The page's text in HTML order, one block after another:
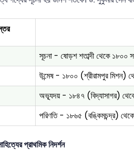
সূচনা - ষোড়শ শতাব্দী থেকে ১৮০০
উন্মেষ - ১৮০০ (শ্রীরামপুর মিশন)
অভ্যূদয় - ১৮৪৭ (বিদ্যাসাগর)
পরিণতি - ১৮৬৫ (বঙ্কিমচন্দ্র) থেকে
প্রাথমিক নিদর্শন